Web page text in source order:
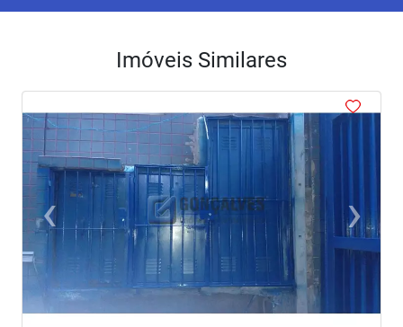
Imóveis Similares
‹Previous ›Next